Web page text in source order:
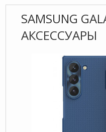
SAMSUNG
АКСЕССУАРЫ